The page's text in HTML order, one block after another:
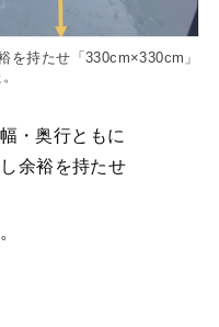
を持たせ「330cm×330cm」
・奥行ともに
余裕を持たせ